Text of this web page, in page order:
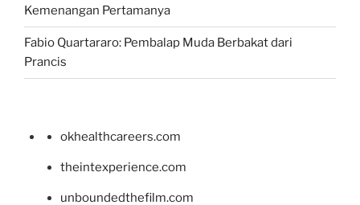
Kemenangan Pertamanya
Fabio Quartararo: Pembalap Muda Berbakat dari
Prancis
okhealthcareers.com
theintexperience.com
unboundedthefilm.com